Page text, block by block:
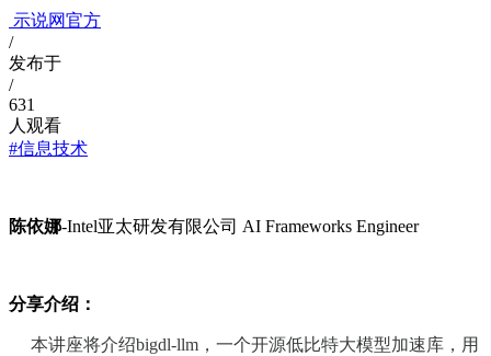
示说网官方
/
发布于
/
631
人观看
#信息技术
陈依娜-Intel亚太研发有限公司 AI Frameworks Engineer
分享介绍：
本讲座将介绍bigdl-llm，一个开源低比特大模型加速库，用